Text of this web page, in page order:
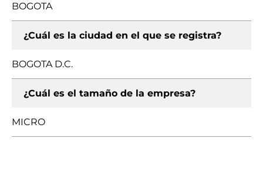
BOGOTA
¿Cuál es la ciudad en el que se registra?
BOGOTA D.C.
¿Cuál es el tamaño de la empresa?
MICRO